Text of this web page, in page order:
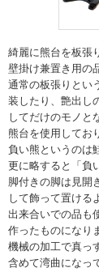
綺麗に熊台を板張
壁掛け兼置き用の
通常の板張りとい
装したり、艶出し
してだけのモノと
熊台を使用してお
負い熊というのは
更に略すると「負
脚付きの脚は見開
して飾って置ける
出来合いでの品も
作ったものになり
機械の加工で真っ
含めて湾曲になっ